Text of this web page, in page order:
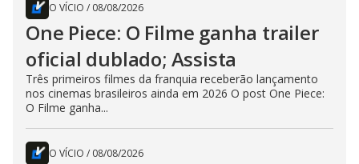
O VÍCIO / 08/08/2026
One Piece: O Filme ganha trailer
oficial dublado; Assista
Três primeiros filmes da franquia receberão lançamento
nos cinemas brasileiros ainda em 2026 O post One Piece:
O Filme ganha...
O VÍCIO / 08/08/2026